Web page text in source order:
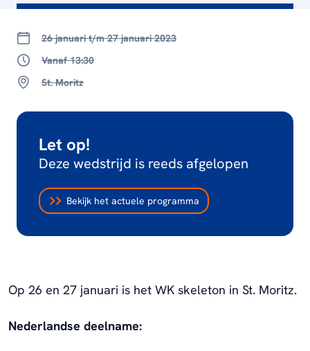
26 januari t/m 27 januari 2023
Vanaf 13:30
St. Moritz
Let op!
Deze wedstrijd is reeds afgelopen
Bekijk het actuele programma
Op 26 en 27 januari is het WK skeleton in St. Moritz.
Nederlandse deelname: